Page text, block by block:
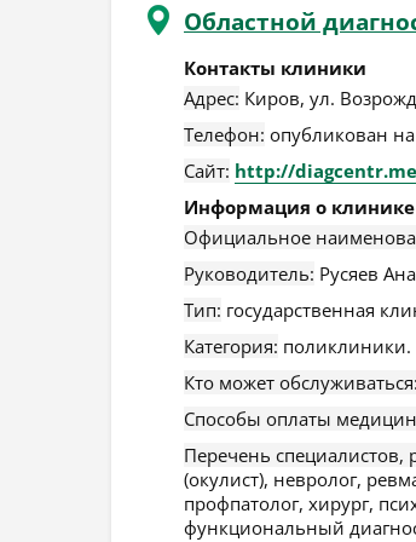
Областной
Контакты клиники
Адрес: Киров, ул.
Телефон: опубликован
Сайт: http://
Информация о клинике
Официальное
Руководитель: Русяев
Тип: государственная
Категория: поликлиники.
Кто может обслуживаться:
Способы оплаты
Перечень
(окулист), невролог,
профпатолог, хирург,
функциональный